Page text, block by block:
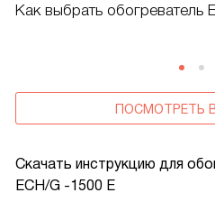
Скачать инструкцию для
ECH/G -1500 E
Как выбрать обогреватель
ПОСМОТРЕТЬ